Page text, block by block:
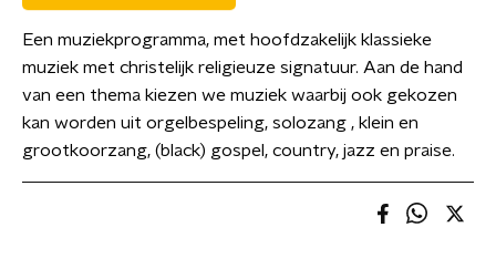
Een muziekprogramma, met hoofdzakelijk klassieke
muziek met christelijk religieuze signatuur. Aan de hand
van een thema kiezen we muziek waarbij ook gekozen
kan worden uit orgelbespeling, solozang , klein en
grootkoorzang, (black) gospel, country, jazz en praise.